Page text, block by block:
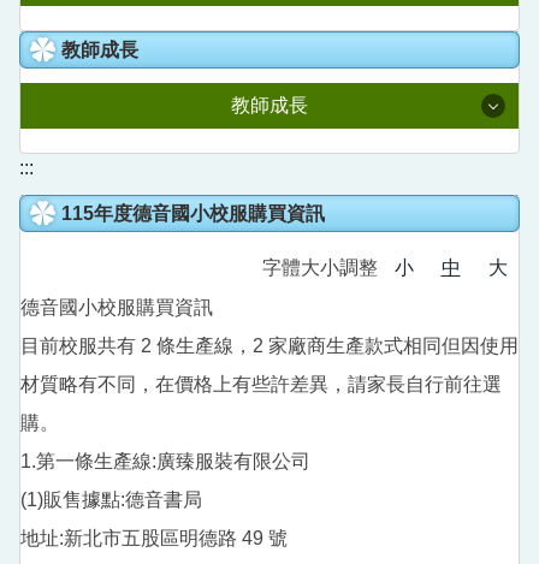
學輔處
人事室
附設幼兒園
語文競賽專區
德音社團
營養午餐專區
五股樂齡中心
教室預約系統
Youtube直播
教育部信箱
德音國小學生申訴信箱
教師成長
教師成長
全國在職教師進修網
教育雲
數位學習影音網
專業社群分享平台
領域研究會分享平台
:::
115年度德音國小校服購買資訊
字體大小調整 小 中
大
德音國小校服購買資訊
目前校服共有 2 條生產線，2 家廠商生產款式相同但因使用
材質略有不同，在價格上有些許差異，請家長自行前往選
購。
1.第一條生產線:廣臻服裝有限公司
(1)販售據點:德音書局
地址:新北市五股區明德路 49 號